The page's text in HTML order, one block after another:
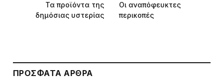
Τα προϊόντα της
δημόσιας υστερίας
Οι αναπόφευκτες
περικοπές
ΠΡΌΣΦΑΤΑ ΆΡΘΡΑ